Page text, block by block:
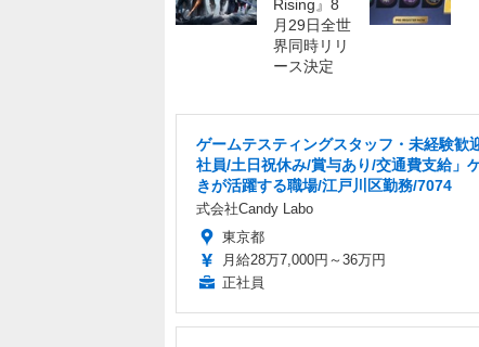
ゲームテスティングスタッフ・未経験歓
社員/土日祝休み/賞与あり/交通費支給」
きが活躍する職場/江戸川区勤務/7074
式会社Candy Labo
東京都
月給28万7,000円～36万円
正社員